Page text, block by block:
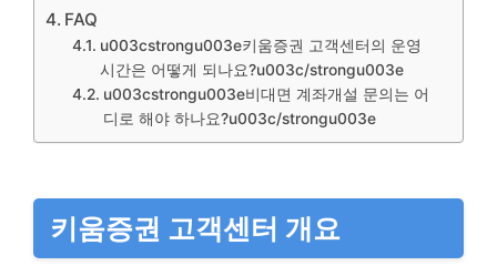
FAQ
u003cstrongu003e키움증권 고객센터의 운영
시간은 어떻게 되나요?u003c/strongu003e
u003cstrongu003e비대면 계좌개설 문의는 어
디로 해야 하나요?u003c/strongu003e
키움증권 고객센터 개요